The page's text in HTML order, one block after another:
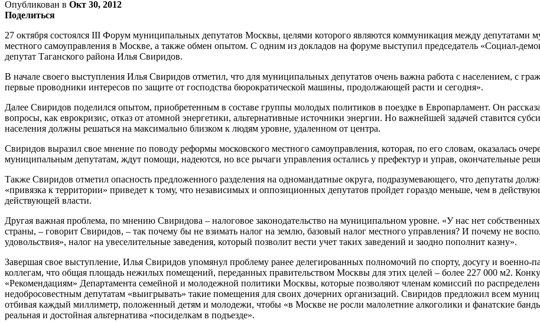
Опубликован в Окт 30, 2012
Поделиться
27 октября состоялся III Форум муниципальных депутатов Москвы, целями которого являются коммуникация между
местного самоуправления в Москве, а также обмен опытом. С одним из докладов на форуме выступил председатель
депутат Таганского района Илья Свиридов.
В начале своего выступления Илья Свиридов отметил, что для муниципальных депутатов очень важна работа с населением, с
первые проводники интересов по защите от господства бюрократической машины, продолжающей расти и сегодня».
Далее Свиридов поделился опытом, приобретенным в составе группы молодых политиков в поездке в Европарламент. Он
вопросы, как еврокризис, отказ от атомной энергетики, альтернативные источники энергии. Но важнейшей задачей ставится
населения должны решаться на максимально близком к людям уровне, удаленном от центра.
Свиридов выразил свое мнение по поводу реформы московского местного самоуправления, которая, по его словам, оказалась
муниципальным депутатам, ждут помощи, надеются, но все рычаги управления остались у префектур и управ, окончательные
Также Свиридов отметил опасность предложенного разделения на одномандатные округа, подразумевающего, что депутаты
«привязка к территории» приведет к тому, что независимых и оппозиционных депутатов пройдет гораздо меньше, чем в
действующей власти.
Другая важная проблема, по мнению Свиридова – налоговое законодательство на муниципальном уровне. «У нас нет
страны, – говорит Свиридов, – так почему бы не взимать налог на землю, базовый налог местного управления? И почему не
удовольствия», налог на увеселительные заведения, который позволит вести учет таких заведений и заодно пополнит казну».
Завершая свое выступление, Илья Свиридов упомянул проблему ранее делегированных полномочий по спорту, досугу и
коллегам, что общая площадь нежилых помещений, переданных правительством Москвы для этих целей – более 227 000 м2.
«Рекомендациям» Департамента семейной и молодежной политики Москвы, которые позволяют членам комиссий по
недобросовестным депутатам «выигрывать» такие помещения для своих дочерних организаций. Свиридов предложил всем
отбивая каждый миллиметр, положенный детям и молодежи, чтобы «в Москве не росли малолетние алкоголики и фанатские
реальная и достойная альтернатива «посиделкам в подъезде».